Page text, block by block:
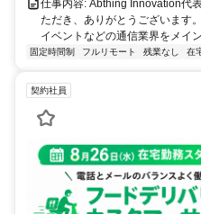
仕事内容: Abthing Innovation代
ただき、ありがとうございます
イベントなどの通信業界をメイ
固定時間制 フルリモート 残業なし 在
契約社員